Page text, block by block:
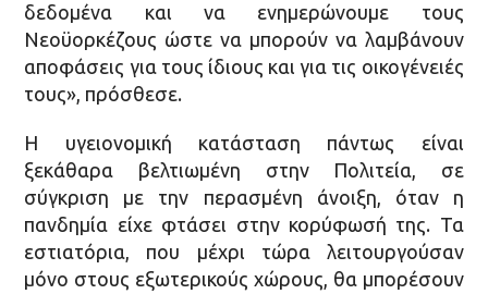
δεδομένα και να ενημερώνουμε τους
Νεοϋορκέζους ώστε να μπορούν να λαμβάνουν
αποφάσεις για τους ίδιους και για τις οικογένειές
τους», πρόσθεσε.
Η υγειονομική κατάσταση πάντως είναι
ξεκάθαρα βελτιωμένη στην Πολιτεία, σε
σύγκριση με την περασμένη άνοιξη, όταν η
πανδημία είχε φτάσει στην κορύφωσή της. Τα
εστιατόρια, που μέχρι τώρα λειτουργούσαν
μόνο στους εξωτερικούς χώρους, θα μπορέσουν